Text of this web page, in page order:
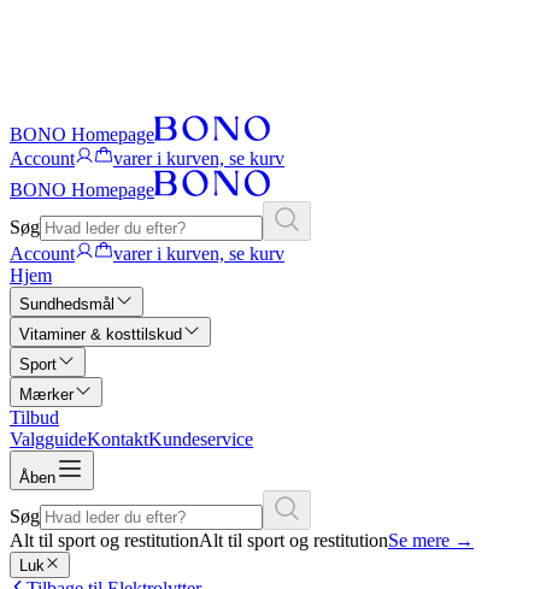
BONO Homepage
Account
varer i kurven, se kurv
BONO Homepage
Søg
Account
varer i kurven, se kurv
Hjem
Sundhedsmål
Vitaminer & kosttilskud
Sport
Mærker
Tilbud
ValgguideKontaktKundeservice
Åben
Søg
Alt til sport og restitutionAlt til sport og restitutionSe mere →
Luk